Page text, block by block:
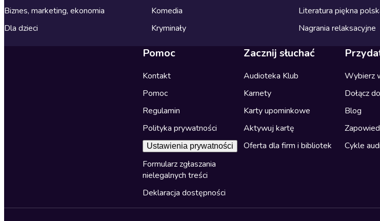
Biznes, marketing, ekonomia
Dla dzieci
Komedia
Kryminały
Literatura piękna
Nagrania relaksacyjne
Pomoc
Kontakt
Pomoc
Regulamin
Polityka prywatności
Ustawienia prywatności
Formularz zgłaszania
nielegalnych treści
Deklaracja dostępności
Zacznij słuchać
Audioteka Klub
Karnety
Karty upominkowe
Aktywuj kartę
Oferta dla firm i bibliotek
Wybierz
Dołącz
Blog
Cykle